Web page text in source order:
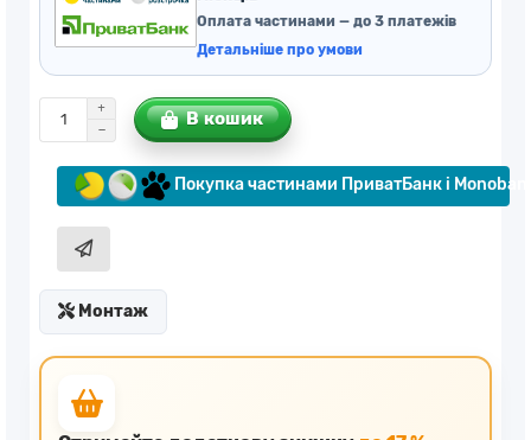
Оплата частинами — до 3 платежів
Детальніше про умови
В кошик
Покупка частинами ПриватБанк і
Монтаж